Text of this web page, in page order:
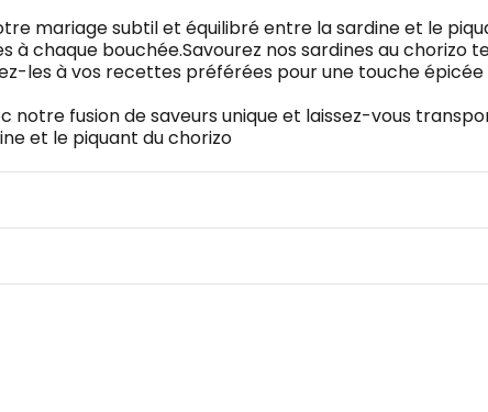
mariage subtil et équilibré entre la sardine et le
à chaque bouchée.Savourez nos sardines au chorizo
les à vos recettes préférées pour une touche
notre fusion de saveurs unique et laissez-vous
et le piquant du chorizo